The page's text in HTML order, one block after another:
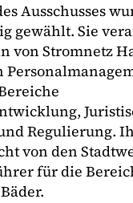
Ausschusses
gewählt. Sie
von Stromnetz
Regulierung.
von den
für die